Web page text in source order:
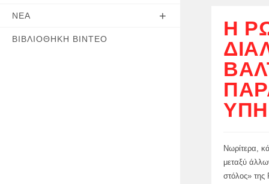
ΝΈΑ
ΒΙΒΛΙΟΘΉΚΗ ΒΊΝΤΕΟ
Η
Νωρίτερα,
μεταξύ
στόλος» της